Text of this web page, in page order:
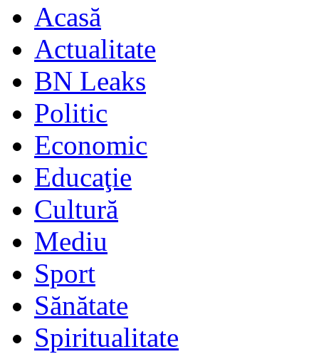
Acasă
Actualitate
BN Leaks
Politic
Economic
Educaţie
Cultură
Mediu
Sport
Sănătate
Spiritualitate